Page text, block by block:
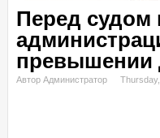
Перед судом
превышении
Автор Администратор